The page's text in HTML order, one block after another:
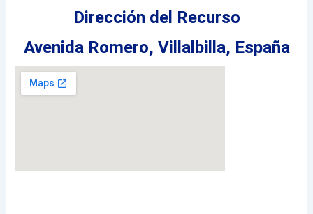
Dirección del Recurso
Avenida Romero, Villalbilla, España